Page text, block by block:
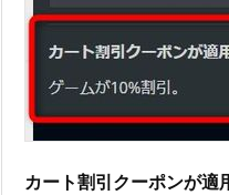
カート割引クーポンが適